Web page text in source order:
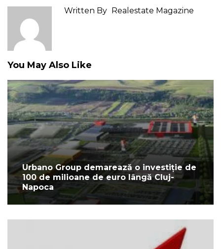
Written By Realestate Magazine
You May Also Like
Urbano Group demarează o investiție de
100 de milioane de euro lângă Cluj-
Napoca